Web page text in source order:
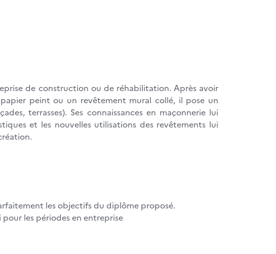
de construction ou de réhabilitation. Après avoir
peint ou un revêtement mural collé, il pose un
terrasses). Ses connaissances en maçonnerie lui
et les nouvelles utilisations des revêtements lui
les objectifs du diplôme proposé.
les périodes en entreprise